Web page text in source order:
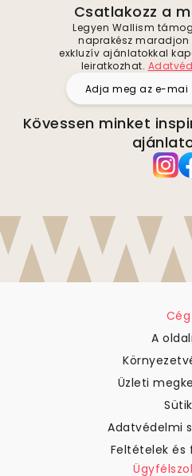
Csatlakozz a
Legyen Wallism
naprakész maradjon
exkluzív ajánlatokkal
leiratkozhat.
Kövessen minket
Cég
A
Üzleti
Sütik
Adatvédelmi
Feltételek és